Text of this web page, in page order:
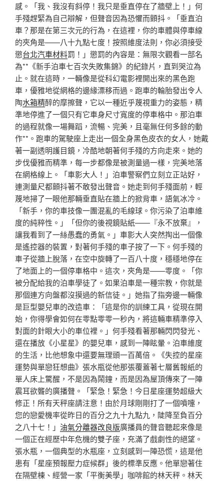
感。「我、我沒有斜停！我只是垂直停在了牆壁上！」何
手殘趕緊為自己辯解，但聲音因為恐懼而顫抖。「垂直泊
車？那是在第三次元的行為，在這裡，你的車體與停車線
的夾角是——八十九點七度！按照維度法則，你必須接受
懲台北汽車材料罰！」懲罰的內容是：無限次觀看一部名
為**《新手泊車七百次失敗集錦》的紀錄片，直到哭泣為
止。就在這時，一輛像是從科幻電影裡開出來的黑色跑
車，優雅地從網格的邊緣漂移而過。跑車的輪胎發出令人
陶水箱精醉的摩擦聲，它以一種近乎蔑視重力的姿態，精
準地停進了一個只有它車身尺寸寬度的停車格中。那泊車
的過程就像一場舞蹈，流暢、完美，且毫無任何多餘的動
作**。跑車的駕駛座上走出一個全身黑色皮衣的女人，她戴
著一副透明護目鏡，冷酷地朝著何手殘的方向走來。她的
步伐優雅而精準，每一步都像是被測量過一樣，完美地落
在網格線上。「車影大人！」泊車警察們立刻立正站好，
連測量尺都顫抖著不敢發出聲音。她走到何手殘面前，輕
蔑地掃了一眼他那輛垂直貼在牆上的掀背車，語氣冰冷。
「新手，你的車技像一團混亂的毛線球。你污染了泊車維
度的純粹性。」「但你的後視鏡貼紙——『永不放棄』，
讓我看到了一絲愚蠢的勇氣。」車影大人突然掏出一個像
是遙控器的裝置，對著何手殘的車子按了一下。何手殘的
車子從牆上脫落，在空中旋轉了一百八十度，穩穩地停在
了地面上的一個停車格中。這次，夾角是——零度。「你
被分配給我的泊車學徒了。如果泊車是一種宗教，你就是
那個連方向盤都沒摸過的新信徒。」她指了指旁邊一輛像
是巨型嬰兒車的改造車：「這是你的訓練工具，從現在開
始，你得學會如何在零點零零一秒內，將這輛車精準停入
對面的針眼大小的車位裡。」何手殘看著那輛閃閃發光、
還在播放《小星星》的嬰兒車，感到一陣眩暈。泊車維度
的生活，比他想象中還要無理頭一百萬倍。《失控的星座
運勢與單戀狂想曲》張水瓶從他那張覆蓋著七層舊報紙的
單人床上驚醒，不是因為鬧鐘，而是因為屋頂傳來了一陣
震耳欲聾的廣播聲。「緊急！緊急！今日星座運勢超級大
修正！所有天秤座請注意！由於月球剛剛打了一個噴嚏，
您的戀愛機率從昨日的百分之九十九點九，陡降至負百分
之八十七！」 油氣分離器改良版廣播員的聲音聽起來像是
一個正在經歷中年危機的雙子座，充滿了戲劇性的絕望。
張水瓶，一個典型的水瓶座，立刻感到一陣恐慌，這是他
患有「星座預報壓力症候群」後的標準反應。他單戀著住
在隔壁棟、經營一家「平衡美學」咖啡館的林天秤。林天